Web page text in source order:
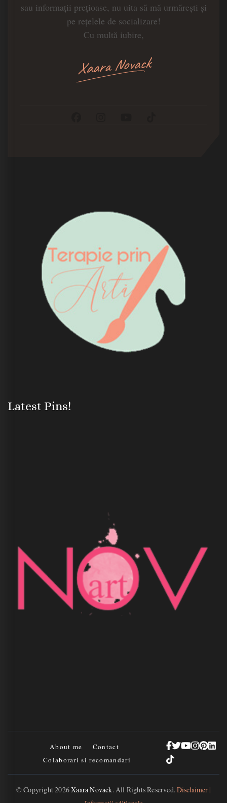
sau informații prețioase, nu uita să mă urmărești și
pe rețelele de socializare!
Cu multă iubire,
Xaara Novack
Latest Pins!
About me
Contact
Colaborari si recomandari
© Copyright 2026Xaara Novack. All Rights Reserved.Disclaimer |